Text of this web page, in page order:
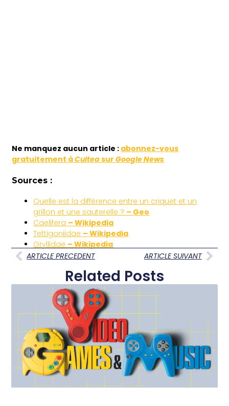
Ne manquez aucun article : abonnez-vous
gratuitement àCulteasur Google News
Sources :
Quelle est la différence entre un criquet et un
grillon et une sauterelle ? – Geo
Caelifera – Wikipedia
Tettigoniidae – Wikipedia
Gryllidae – Wikipedia
ARTICLE PRECEDENT
ARTICLE SUIVANT
Related Posts